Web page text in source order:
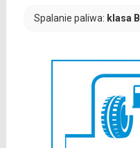
Spalanie paliwa: klasa B